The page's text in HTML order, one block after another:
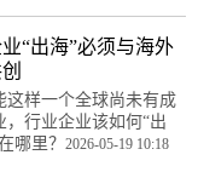
“出海”必须与海外
这样一个全球尚未有成
，行业企业该如何“出
哪里？ 2026-05-19 10:18